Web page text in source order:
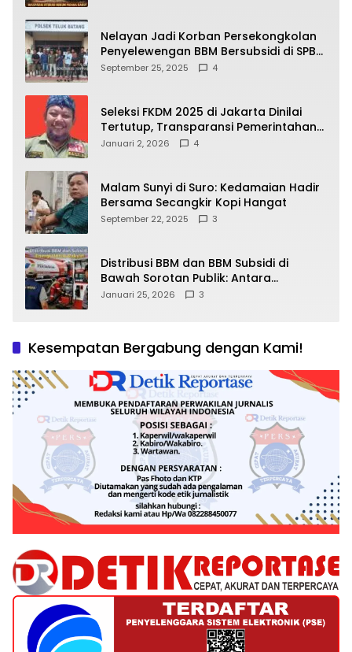
Nelayan Jadi Korban Persekongkolan
Penyelewengan BBM Bersubsidi di SPBU
64.78809 Teluk Batang
September 25, 2025 4
Seleksi FKDM 2025 di Jakarta Dinilai
Tertutup, Transparansi Pemerintahan
Pramono–Rano Dipertanyakan
Januari 2, 2026 4
Malam Sunyi di Suro: Kedamaian Hadir
Bersama Secangkir Kopi Hangat
September 22, 2025 3
Distribusi BBM dan BBM Subsidi di
Bawah Sorotan Publik: Antara
Kepentingan Negara, Hak Konsumen,
Januari 25, 2026 3
Kesempatan Bergabung dengan Kami!